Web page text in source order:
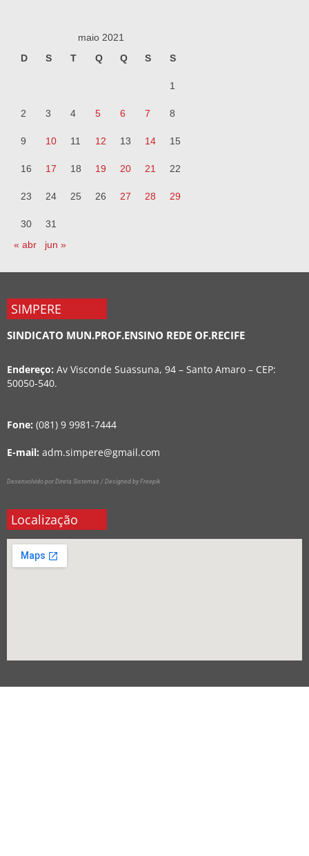
maio 2021
D
S T Q Q S S
1
2 3 4 5 6 7 8
9 10 11 12 13 14 15
16 17 18 19 20 21 22
23 24 25 26 27 28 29
30
31
« abr
jun »
SIMPERE
SINDICATO MUN.PROF.ENSINO REDE OF.RECIFE
Endereço: Av Visconde Suassuna, 94 – Santo Amaro – CEP:
50050-540.
Fone: (081) 9 9981-7444
E-mail: adm.simpere@gmail.com
Desenvolvido por Direta Sistemas / Designed by Freepik
Localização